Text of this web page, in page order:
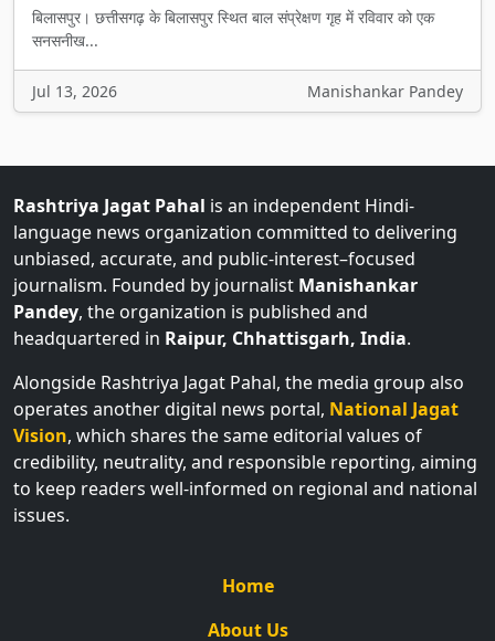
बिलासपुर। छत्तीसगढ़ के बिलासपुर स्थित बाल संप्रेक्षण गृह में रविवार को एक
सनसनीख...
Jul 13, 2026 Manishankar Pandey
Rashtriya Jagat Pahal is an independent Hindi-
language news organization committed to delivering
unbiased, accurate, and public-interest–focused
journalism. Founded by journalist Manishankar
Pandey, the organization is published and
headquartered in Raipur, Chhattisgarh, India.
Alongside Rashtriya Jagat Pahal, the media group also
operates another digital news portal, National Jagat
Vision, which shares the same editorial values of
credibility, neutrality, and responsible reporting, aiming
to keep readers well-informed on regional and national
issues.
Home
About Us